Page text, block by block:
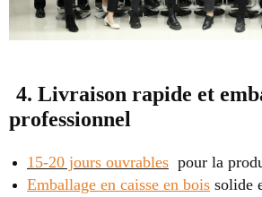
4. Livraison rapide et
professionnel
15-20 jours ouvrables pour la
Emballage en caisse en bois solide